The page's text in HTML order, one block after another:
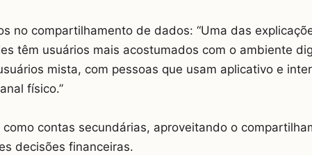
no compartilhamento de dados: “Uma das
têm usuários mais acostumados com o ambiente
mista, com pessoas que usam aplicativo e
físico.”
contas secundárias, aproveitando o
decisões financeiras.